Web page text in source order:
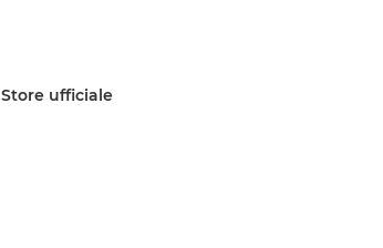
Store ufficiale